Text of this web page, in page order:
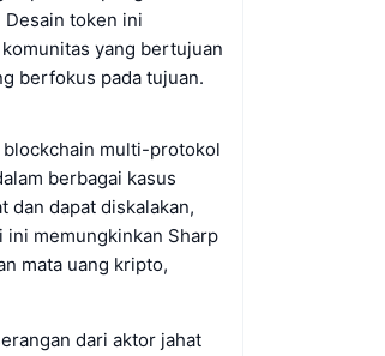
token ini
yang bertujuan
berfokus pada tujuan.
blockchain multi-protokol
berbagai kasus
dan dapat diskalakan,
ini memungkinkan Sharp
mata uang kripto,
dari aktor jahat